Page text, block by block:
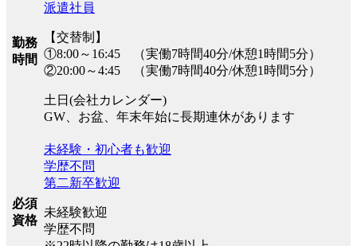
勤務
時間
派遣社員
【交替制】
①8:00～16:45 （実働7時間40分/休憩1時間5分）
②20:00～4:45 （実働7時間40分/休憩1時間5分）
土日(会社カレンダー)
GW、お盆、年末年始に長期連休があります
必須
資格
未経験・初心者も歓迎
学歴不問
第二新卒歓迎
未経験歓迎
学歴不問